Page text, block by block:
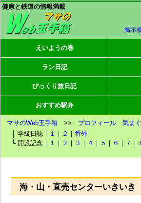
健康と鉄道の情報満載
掲示
えいようの巻
ラン日記
びっくり旅日記
おすすめ駅弁
マサのWeb玉手箱 >> プロフィール
気ま
├ 学級日誌｜ １ ｜ ２ ｜番外
└ 開設記念｜ １ ｜ ２ ｜ ３ ｜ ４ ｜ ５ ｜ ６ ｜ ７ ｜
海・山・直売センターいきいき